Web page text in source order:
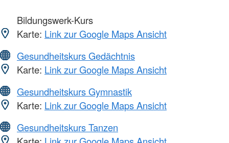
Bildungswerk-Kurs
Karte: Link zur Google Maps Ansicht
Gesundheitskurs Gedächtnis
Karte: Link zur Google Maps Ansicht
Gesundheitskurs Gymnastik
Karte: Link zur Google Maps Ansicht
Gesundheitskurs Tanzen